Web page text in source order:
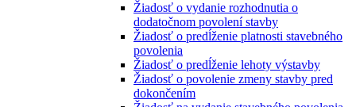
Žiadosť o vydanie rozhodnutia o
dodatočnom povolení stavby
Žiadosť o predĺženie platnosti stavebného
povolenia
Žiadosť o predĺženie lehoty výstavby
Žiadosť o povolenie zmeny stavby pred
dokončením